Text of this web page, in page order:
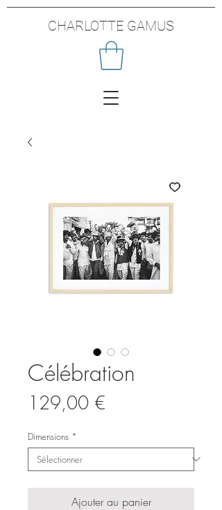
CHARLOTTE GAMUS
Célébration
129,00 €
Dimensions *
Ajouter au panier